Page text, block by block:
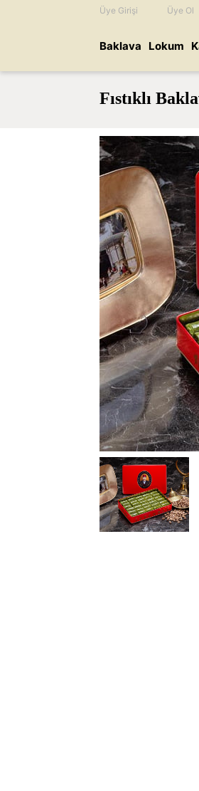
Üye Girişi Üye Ol
Baklava Lokum
Fıstıklı